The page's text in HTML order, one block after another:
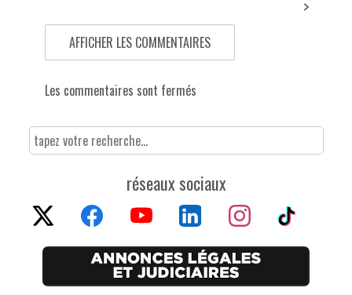
AFFICHER LES COMMENTAIRES
Les commentaires sont fermés
réseaux sociaux